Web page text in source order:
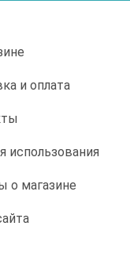
и оплата
использования
о магазине